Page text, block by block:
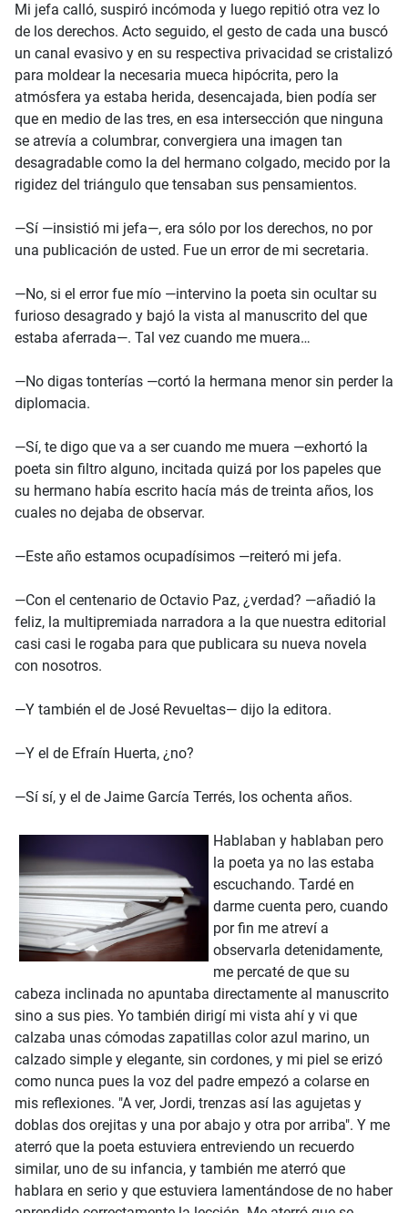
Mi jefa calló, suspiró incómoda y luego repitió otra vez lo
de los derechos. Acto seguido, el gesto de cada una buscó
un canal evasivo y en su respectiva privacidad se cristalizó
para moldear la necesaria mueca hipócrita, pero la
atmósfera ya estaba herida, desencajada, bien podía ser
que en medio de las tres, en esa intersección que ninguna
se atrevía a columbrar, convergiera una imagen tan
desagradable como la del hermano colgado, mecido por la
rigidez del triángulo que tensaban sus pensamientos.
—Sí —insistió mi jefa—, era sólo por los derechos, no por
una publicación de usted. Fue un error de mi secretaria.
—No, si el error fue mío —intervino la poeta sin ocultar su
furioso desagrado y bajó la vista al manuscrito del que
estaba aferrada—. Tal vez cuando me muera…
—No digas tonterías —cortó la hermana menor sin perder la
diplomacia.
—Sí, te digo que va a ser cuando me muera —exhortó la
poeta sin filtro alguno, incitada quizá por los papeles que
su hermano había escrito hacía más de treinta años, los
cuales no dejaba de observar.
—Este año estamos ocupadísimos —reiteró mi jefa.
—Con el centenario de Octavio Paz, ¿verdad? —añadió la
feliz, la multipremiada narradora a la que nuestra editorial
casi casi le rogaba para que publicara su nueva novela
con nosotros.
—Y también el de José Revueltas— dijo la editora.
—Y el de Efraín Huerta, ¿no?
—Sí sí, y el de Jaime García Terrés, los ochenta años.
Hablaban y hablaban pero
la poeta ya no las estaba
escuchando. Tardé en
darme cuenta pero, cuando
por fin me atreví a
observarla detenidamente,
me percaté de que su
cabeza inclinada no apuntaba directamente al manuscrito
sino a sus pies. Yo también dirigí mi vista ahí y vi que
calzaba unas cómodas zapatillas color azul marino, un
calzado simple y elegante, sin cordones, y mi piel se erizó
como nunca pues la voz del padre empezó a colarse en
mis reflexiones. "A ver, Jordi, trenzas así las agujetas y
doblas dos orejitas y una por abajo y otra por arriba". Y me
aterró que la poeta estuviera entreviendo un recuerdo
similar, uno de su infancia, y también me aterró que
hablara en serio y que estuviera lamentándose de no haber